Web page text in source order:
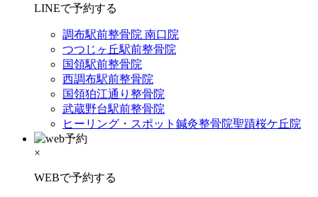
LINEで予約する
調布駅前整骨院 南口院
つつじヶ丘駅前整骨院
国領駅前整骨院
西調布駅前整骨院
国領狛江通り整骨院
武蔵野台駅前整骨院
ヒーリング・スポット鍼灸整骨院聖蹟桜ケ丘院
×
WEBで予約する